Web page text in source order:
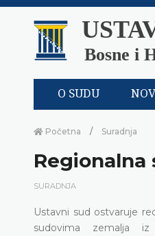
Bosne i
O SUDU
Početna Suradnja
Regionalna
SURADNJA
Ustavni sud ostvaruje
sudovima zemalja